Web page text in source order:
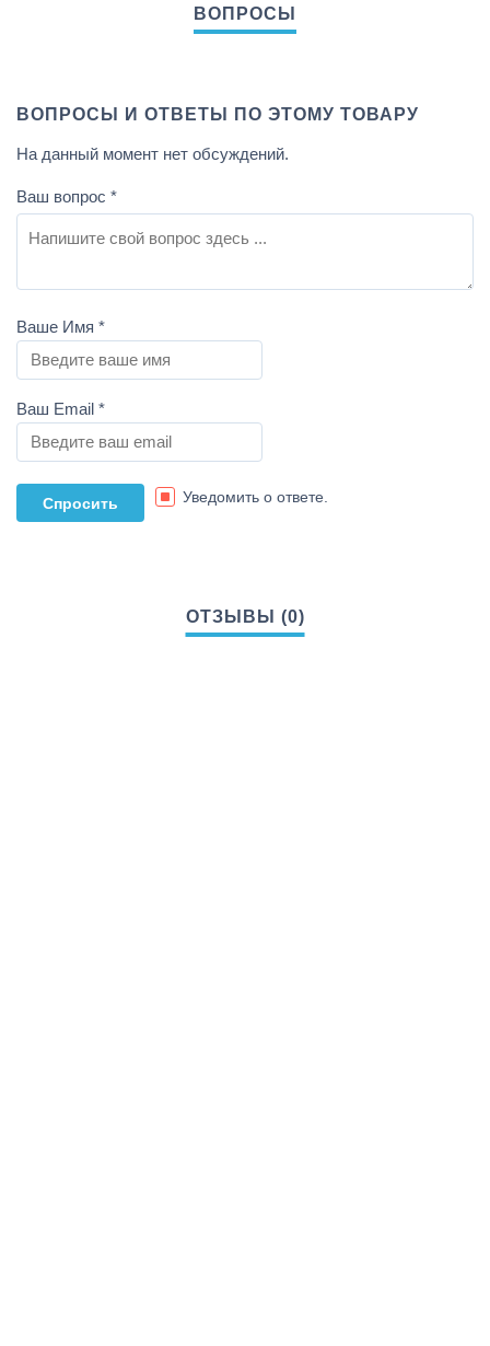
ВОПРОСЫ И ОТВЕТЫ ПО ЭТОМУ ТОВАРУ
На данный момент нет обсуждений.
Ваш вопрос *
Ваше Имя *
Ваш Email *
Уведомить о ответе.